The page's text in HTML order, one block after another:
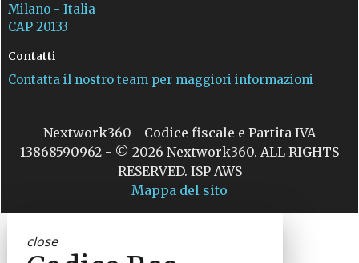
Milano - Italia
CAP 20133
Contatti
Contatta il nostro team per maggiori informazioni
Nextwork360 - Codice fiscale e Partita IVA
13868590962 - © 2026 Nextwork360. ALL RIGHTS
RESERVED. ISP AWS
Mappa del sito
close